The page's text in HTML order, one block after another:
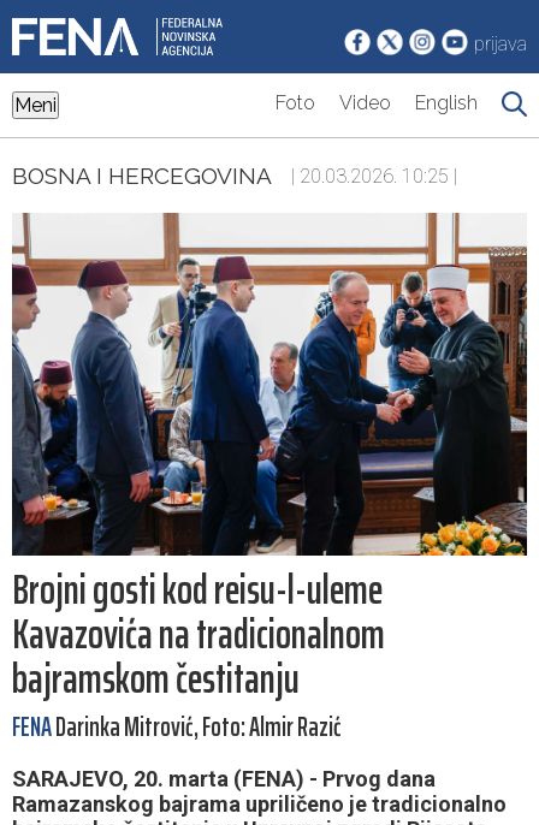
prijava
Meni Foto Video English
BOSNA I HERCEGOVINA | 20.03.2026. 10:25 |
Brojni gosti kod reisu-l-uleme
Kavazovića na tradicionalnom
bajramskom čestitanju
FENADarinka Mitrović, Foto: Almir Razić
SARAJEVO, 20. marta (FENA) - Prvog dana
Ramazanskog bajrama upriličeno je tradicionalno